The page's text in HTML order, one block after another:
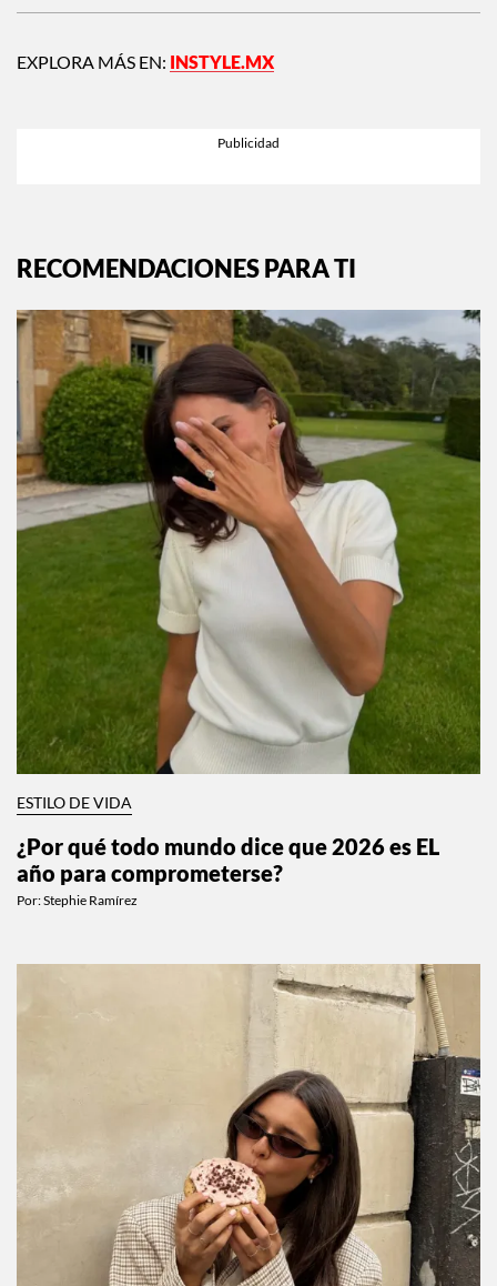
EXPLORA MÁS EN: INSTYLE.MX
RECOMENDACIONES PARA TI
ESTILO DE VIDA
¿Por qué todo mundo dice que 2026 es EL
año para comprometerse?
Por:Stephie Ramírez